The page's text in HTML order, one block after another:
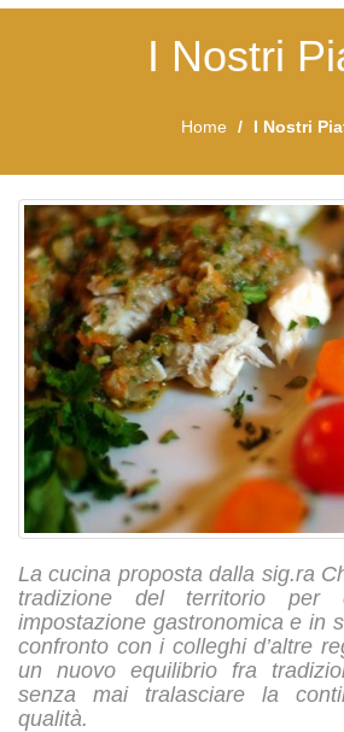
I Nostri
Home I Nostri
La cucina proposta dalla sig.ra
tradizione del territorio per
impostazione gastronomica e in
confronto con i colleghi d’altre
un nuovo equilibrio fra
senza mai tralasciare la
qualità.